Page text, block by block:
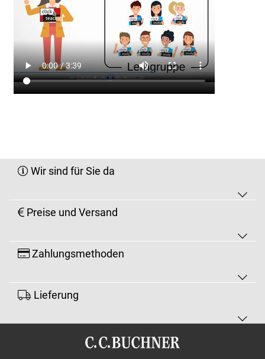
Wir sind für Sie da
Preise und Versand
Zahlungsmethoden
Lieferung